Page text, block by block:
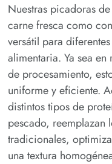
Nuestras picadoras
carne fresca como
versátil para
alimentaria. Ya sea
de procesamiento,
uniforme y eficiente.
distintos tipos de
pescado, reemplazan
tradicionales,
una textura